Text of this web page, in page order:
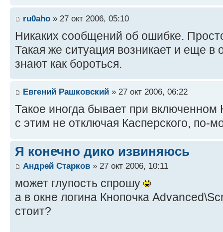
ru0aho » 27 окт 2006, 05:10
Никаких сообщений об ошибке.
Такая же ситуация возникает и еще
знают как бороться.
Евгений Рашковский » 27 окт 2006, 06:22
Такое иногда бывает при включенном
с этим не отключая Касперского, по-
Я конечно дико извиняюсь
Андрей Старков » 27 окт 2006, 10:11
может глупость спрошу
а в окне логина Кнопочка
стоит?